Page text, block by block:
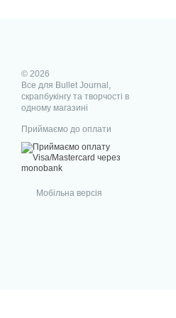
© 2026
Все для Bullet Journal,
скрапбукінгу та творчості в
одному магазині
Приймаємо до оплати
Мобільна версія